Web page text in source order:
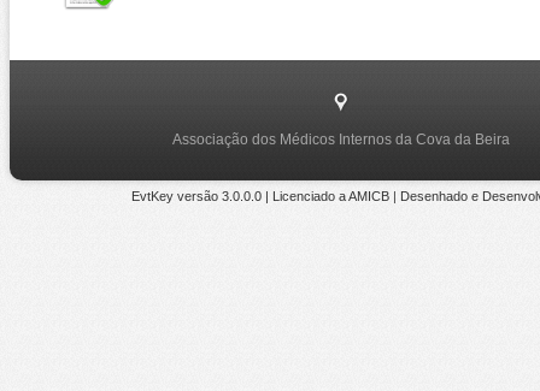
Associação dos Médicos Internos da Cova da Beira
EvtKey versão 3.0.0.0| Licenciado aAMICB | Desenhado e